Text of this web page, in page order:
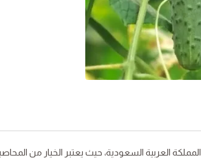
العربية السعودية، حيث يعتبر الخيار من